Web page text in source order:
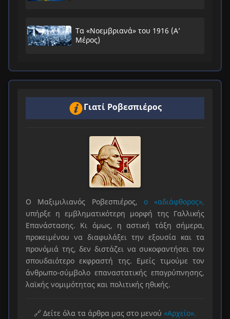
Τα «Νοεμβριανά» του 1916 (Α’
Μέρος)
Γιατί Ροβεσπιέρος
Ο Μαξιμιλιανός Ροβεσπιέρος, ο «αδιάφθορος»,
υπήρξε η εμβληματικότερη μορφή της Γαλλικής
Επανάστασης. Κι όμως, η αστική τάξη σήμερα,
προκειμένου να διαφυλάξει την εξουσία και τα
προνόμιά της, δεν διστάζει να συκοφαντήσει τον
σπουδαιότερο εκφραστή της. Εμείς τιμούμε τον
άνθρωπο-σύμβολο επαναστατικής επαγρύπνησης,
λαϊκής νομιμότητας και πολιτικής ηθικής.
🔗 Δείτε όλα τα άρθρα μας στο μενού «Αρχείο».